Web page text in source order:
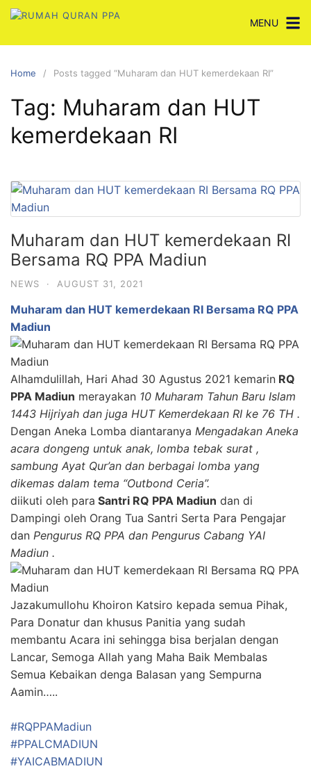
Skip
content
MENU
Home Posts tagged “Muharam dan HUT kemerdekaan RI”
Tag: Muharam dan HUT
kemerdekaan RI
Muharam dan HUT kemerdekaan RI
Bersama RQ PPA Madiun
NEWS · AUGUST 31, 2021
Muharam dan HUT kemerdekaan RI Bersama RQ PPA
Madiun
Alhamdulillah, Hari Ahad 30 Agustus 2021 kemarin RQ
PPA Madiun merayakan 10 Muharam Tahun Baru Islam
1443 Hijriyah dan juga HUT Kemerdekaan RI ke 76 TH .
Dengan Aneka Lomba diantaranya Mengadakan Aneka
acara dongeng untuk anak, lomba tebak surat ,
sambung Ayat Qur’an dan berbagai lomba yang
dikemas dalam tema “Outbond Ceria”.
diikuti oleh para Santri RQ PPA Madiun dan di
Dampingi oleh Orang Tua Santri Serta Para Pengajar
dan Pengurus RQ PPA dan Pengurus Cabang YAI
Madiun .
Jazakumullohu Khoiron Katsiro kepada semua Pihak,
Para Donatur dan khusus Panitia yang sudah
membantu Acara ini sehingga bisa berjalan dengan
Lancar, Semoga Allah yang Maha Baik Membalas
Semua Kebaikan denga Balasan yang Sempurna
Aamin…..
#RQPPAMadiun
#PPALCMADIUN
#YAICABMADIUN